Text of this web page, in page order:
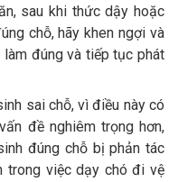
sau khi thức dậy hoặc
chỗ, hãy khen ngợi và
đúng và tiếp tục phát
sai chỗ, vì điều này có
đề nghiêm trọng hơn,
đúng chỗ bị phản tác
trong việc dạy chó đi vệ